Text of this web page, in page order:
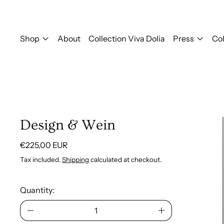
Shop About Collection Viva Dolia Press
Design & Wein
Regular price
€225,00 EUR
Tax included.Shipping calculated at checkout.
Quantity: